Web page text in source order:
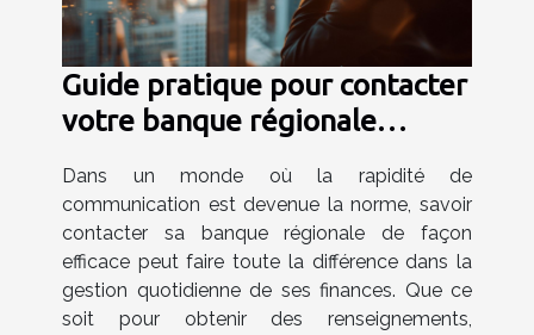
Guide pratique pour contacter
votre banque régionale
Dans un monde où la rapidité de
communication est devenue la norme, savoir
contacter sa banque régionale de façon
efficace peut faire toute la différence dans la
gestion quotidienne de ses finances. Que ce
soit pour obtenir des renseignements,